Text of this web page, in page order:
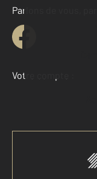
Parlons de vous,
Votre compte :